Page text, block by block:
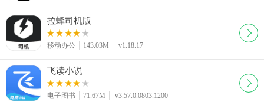
拉蜂司机版
移动办公 143.03M v1.18.17
飞读小说
电子图书 71.67M v3.57.0.0803.1200